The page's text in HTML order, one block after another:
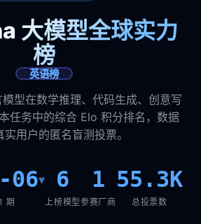
大模型全球实力
榜
英语榜
型在数学推理、代码生成、创意写
任务中的综合 Elo 积分排名，数据
实用户的匿名盲测投票。
06▾
期
6
上榜模型
1
参赛厂商
55.3K
总投票数